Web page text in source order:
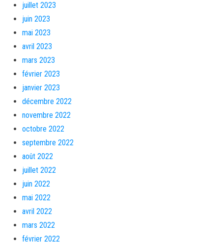
juillet 2023
juin 2023
mai 2023
avril 2023
mars 2023
février 2023
janvier 2023
décembre 2022
novembre 2022
octobre 2022
septembre 2022
août 2022
juillet 2022
juin 2022
mai 2022
avril 2022
mars 2022
février 2022